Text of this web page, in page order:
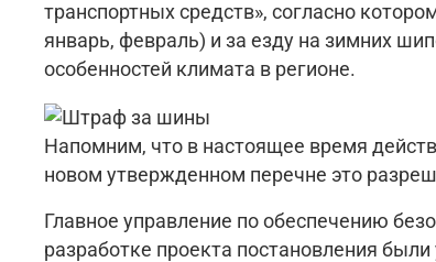
транспортных средств», согласно
январь, февраль) и за езду на зимних
особенностей климата в регионе.
Напомним, что в настоящее время
новом утвержденном перечне это
Главное управление по обеспечению
разработке проекта постановления